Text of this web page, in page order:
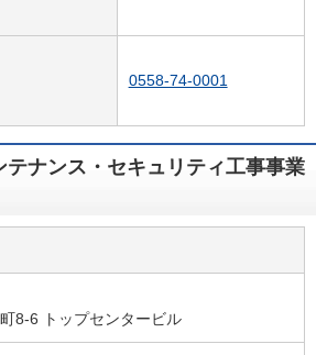
0558-74-0001
テナンス・セキュリティ工事事業
8-6 トップセンタービル